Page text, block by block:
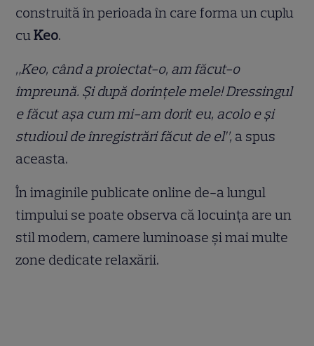
construită în perioada în care forma un cuplu
cuKeo.
„Keo, când a proiectat-o, am făcut-o
împreună. Și după dorințele mele! Dressingul
e făcut așa cum mi-am dorit eu, acolo e și
studioul de înregistrări făcut de el”, a spus
aceasta.
În imaginile publicate online de-a lungul
timpului se poate observa că locuința are un
stil modern, camere luminoase și mai multe
zone dedicate relaxării.